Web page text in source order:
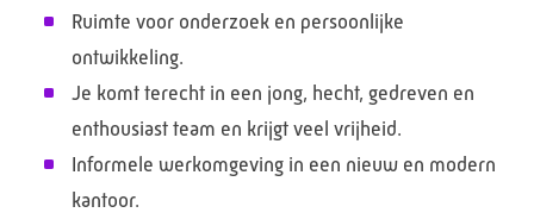
Ruimte voor onderzoek en persoonlijke
ontwikkeling.
Je komt terecht in een jong, hecht, gedreven en
enthousiast team en krijgt veel vrijheid.
Informele werkomgeving in een nieuw en modern
kantoor.